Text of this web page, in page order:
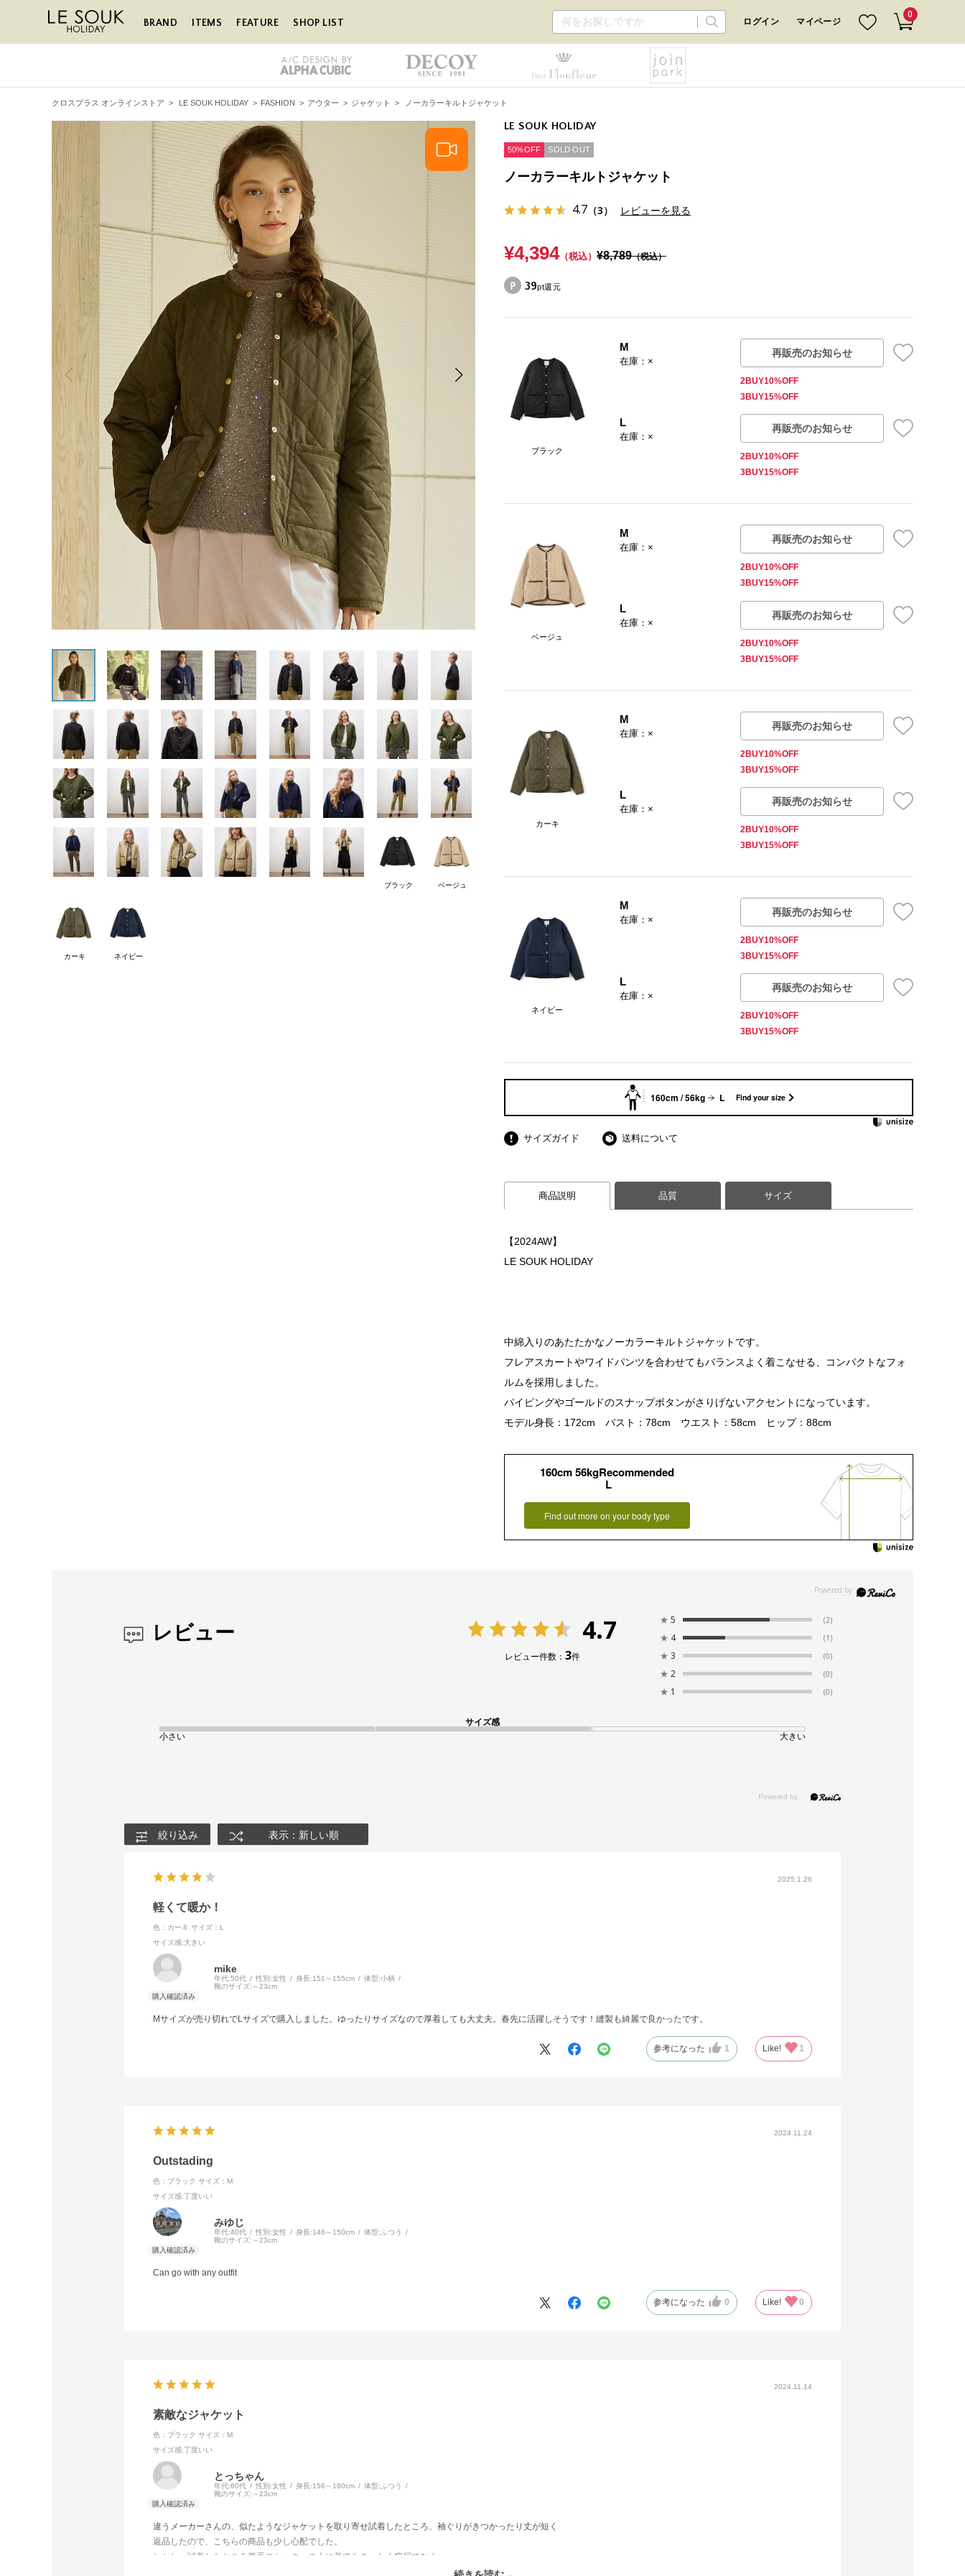
BRAND ITEMS FEATURE SHOP LIST ログイン マイページ
0
クロスプラス オンラインストア > LE SOUK HOLIDAY > FASHION > アウター > ジャケット > ノーカラーキルトジャケット
ブラック ベージュ
カーキ ネイビー
LE SOUK HOLIDAY
50%OFF SOLD OUT
ノーカラーキルトジャケット
4.7 （3） レビューを見る
¥4,394（税込） ¥8,789（税込）
39pt還元
ブラック
M
在庫：×
再販売のお知らせ
2BUY10%OFF
3BUY15%OFF
L
在庫：×
再販売のお知らせ
2BUY10%OFF
3BUY15%OFF
ベージュ
M
在庫：×
再販売のお知らせ
2BUY10%OFF
3BUY15%OFF
L
在庫：×
再販売のお知らせ
2BUY10%OFF
3BUY15%OFF
カーキ
M
在庫：×
再販売のお知らせ
2BUY10%OFF
3BUY15%OFF
L
在庫：×
再販売のお知らせ
2BUY10%OFF
3BUY15%OFF
ネイビー
M
在庫：×
再販売のお知らせ
2BUY10%OFF
3BUY15%OFF
L
在庫：×
再販売のお知らせ
2BUY10%OFF
3BUY15%OFF
160cm / 56kg L Find your size
サイズガイド 送料について
商品説明 品質 サイズ
【2024AW】
LE SOUK HOLIDAY
中綿入りのあたたかなノーカラーキルトジャケットです。
フレアスカートやワイドパンツを合わせてもバランスよく着こなせる、コンパクトなフォ
ルムを採用しました。
パイピングやゴールドのスナップボタンがさりげないアクセントになっています。
モデル身長：172cm バスト：78cm ウエスト：58cm ヒップ：88cm
160cm 56kgRecommended
L
Find out more on your body type
レビュー 4.7
レビュー件数： 3件
★ 5 (2)
★ 4 (1)
★ 3 (0)
★ 2 (0)
★ 1 (0)
サイズ感
小さい
大きい
絞り込み 表示：新しい順
2025.1.26
軽くて暖か！
色：カーキ サイズ：L
サイズ感:大きい
mike
年代:50代 性別:女性 身長:151～155cm 体型:小柄
靴のサイズ: ～23cm
Mサイズが売り切れでLサイズで購入しました。ゆったりサイズなので厚着しても大丈夫。春先に活躍しそうです！縫製も綺麗で良かったです。
参考になった 1 Like! 1
2024.11.24
Outstading
色：ブラック サイズ：M
サイズ感:丁度いい
みゆじ
年代:40代 性別:女性 身長:146～150cm 体型: ふつう
靴のサイズ: ～23cm
Can go with any outfit
参考になった 0 Like! 0
2024.11.14
素敵なジャケット
色：ブラック サイズ：M
サイズ感:丁度いい
とっちゃん
年代:60代 性別:女性 身長:156～160cm 体型: ふつう
靴のサイズ: ～23cm
違うメーカーさんの、似たようなジャケットを取り寄せ試着したところ、袖ぐりがきつかったり丈が短く
返品したので、こちらの商品も少し心配でした。
しかし、試着したところ厚手のセーターの上に着てもまったく窮屈でなく